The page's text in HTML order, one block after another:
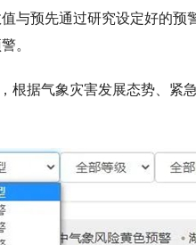
与预先通过研究设定好的预
。
根据气象灾害发展态势、紧